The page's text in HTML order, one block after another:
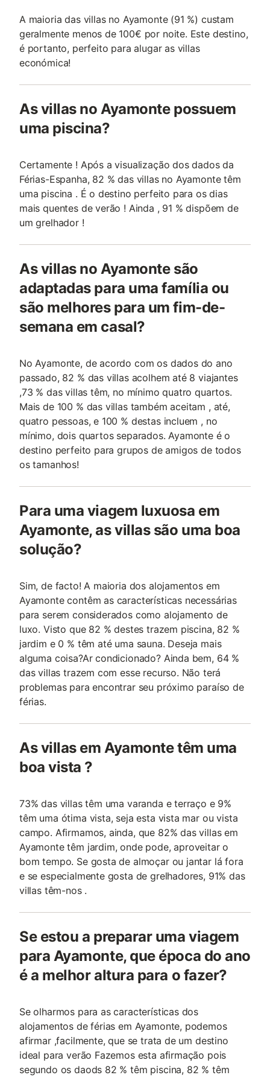
A maioria das villas no Ayamonte (91 %) custam
geralmente menos de 100€ por noite. Este destino,
é portanto, perfeito para alugar as villas
económica!
As villas no Ayamonte possuem
uma piscina?
Certamente ! Após a visualização dos dados da
Férias-Espanha, 82 % das villas no Ayamonte têm
uma piscina . É o destino perfeito para os dias
mais quentes de verão ! Ainda , 91 % dispõem de
um grelhador !
As villas no Ayamonte são
adaptadas para uma família ou
são melhores para um fim-de-
semana em casal?
No Ayamonte, de acordo com os dados do ano
passado, 82 % das villas acolhem até 8 viajantes
,73 % das villas têm, no mínimo quatro quartos.
Mais de 100 % das villas também aceitam , até,
quatro pessoas, e 100 % destas incluem , no
mínimo, dois quartos separados. Ayamonte é o
destino perfeito para grupos de amigos de todos
os tamanhos!
Para uma viagem luxuosa em
Ayamonte, as villas são uma boa
solução?
Sim, de facto! A maioria dos alojamentos em
Ayamonte contêm as características necessárias
para serem considerados como alojamento de
luxo. Visto que 82 % destes trazem piscina, 82 %
jardim e 0 % têm até uma sauna. Deseja mais
alguma coisa?Ar condicionado? Ainda bem, 64 %
das villas trazem com esse recurso. Não terá
problemas para encontrar seu próximo paraíso de
férias.
As villas em Ayamonte têm uma
boa vista ?
73% das villas têm uma varanda e terraço e 9%
têm uma ótima vista, seja esta vista mar ou vista
campo. Afirmamos, ainda, que 82% das villas em
Ayamonte têm jardim, onde pode, aproveitar o
bom tempo. Se gosta de almoçar ou jantar lá fora
e se especialmente gosta de grelhadores, 91% das
villas têm-nos .
Se estou a preparar uma viagem
para Ayamonte, que época do ano
é a melhor altura para o fazer?
Se olharmos para as características dos
alojamentos de férias em Ayamonte, podemos
afirmar ,facilmente, que se trata de um destino
ideal para verão Fazemos esta afirmação pois
segundo os daods 82 % têm piscina, 82 % têm